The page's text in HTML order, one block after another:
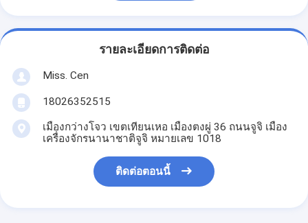
รายละเอียดการติดต่อ
Miss. Cen
18026352515
เมืองกว่างโจว เขตเทียนเหอ เมืองตงผู่ 36 ถนนจูจิ เมือง
เครื่องจักรนานาชาติจูจิ หมายเลข 1018
ติดต่อตอนนี้